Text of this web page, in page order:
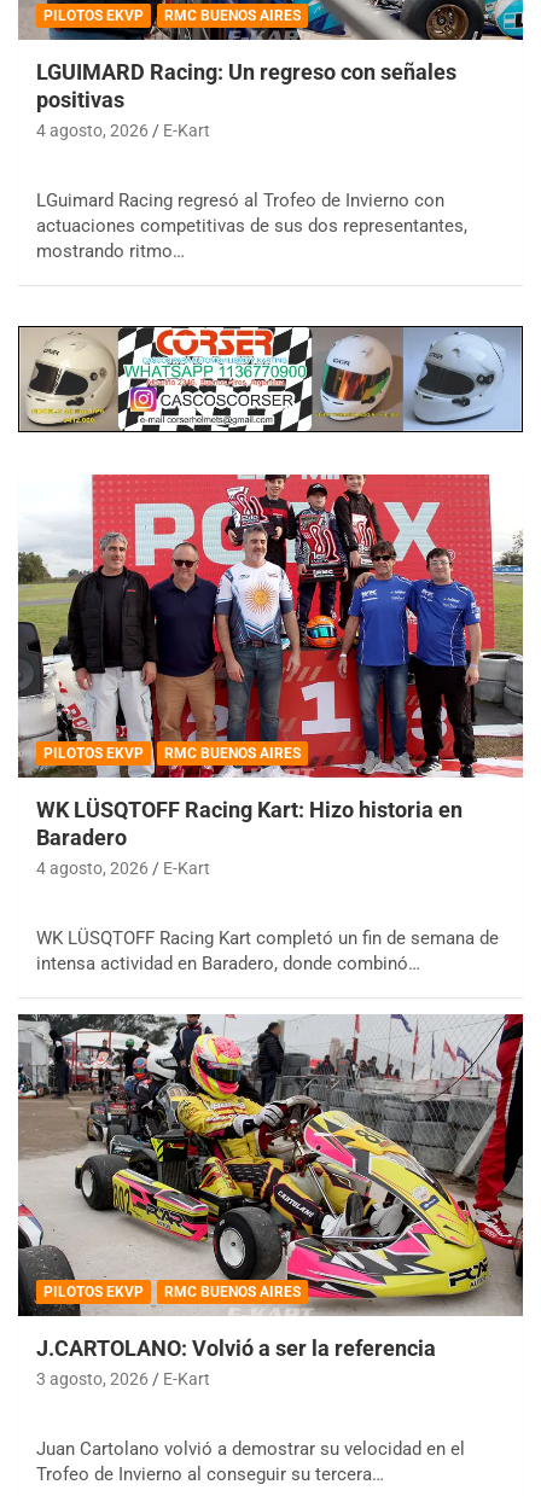
PILOTOS EKVP RMC BUENOS AIRES
LGUIMARD Racing: Un regreso con señales
positivas
4 agosto, 2026 E-Kart
LGuimard Racing regresó al Trofeo de Invierno con
actuaciones competitivas de sus dos representantes,
mostrando ritmo…
PILOTOS EKVP RMC BUENOS AIRES
WK LÜSQTOFF Racing Kart: Hizo historia en
Baradero
4 agosto, 2026 E-Kart
WK LÜSQTOFF Racing Kart completó un fin de semana de
intensa actividad en Baradero, donde combinó…
PILOTOS EKVP RMC BUENOS AIRES
J.CARTOLANO: Volvió a ser la referencia
3 agosto, 2026 E-Kart
Juan Cartolano volvió a demostrar su velocidad en el
Trofeo de Invierno al conseguir su tercera…
COBERTURA ESPECIAL DE E-KART.COM.AR
08/09-AGO